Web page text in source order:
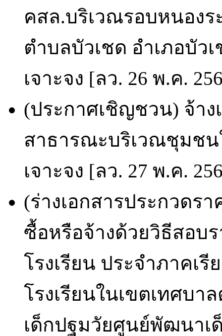
คสล.บริเวณรอบหนอง
ตำบลบัวเชด อำเภอบัว
เจาะจง [ลว. 26 พ.ค.
(ประกาศเชิญชวน) จ้า
สาธารณะบริเวณชุมชน
เจาะจง [ลว. 27 พ.ค.
(ร่างเอกสารประกวดรา
ซื้อหรือจ้างด้วยวิธีสอบ
โรงเรียน ประจำภาคเ
โรงเรียนในเขตเทศบา
เด็กปฐมวัยศูนย์พัฒนาเ